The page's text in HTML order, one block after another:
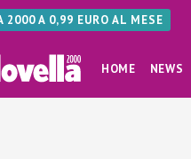
2000 A 0,99 EURO AL MESE
HOME NEWS